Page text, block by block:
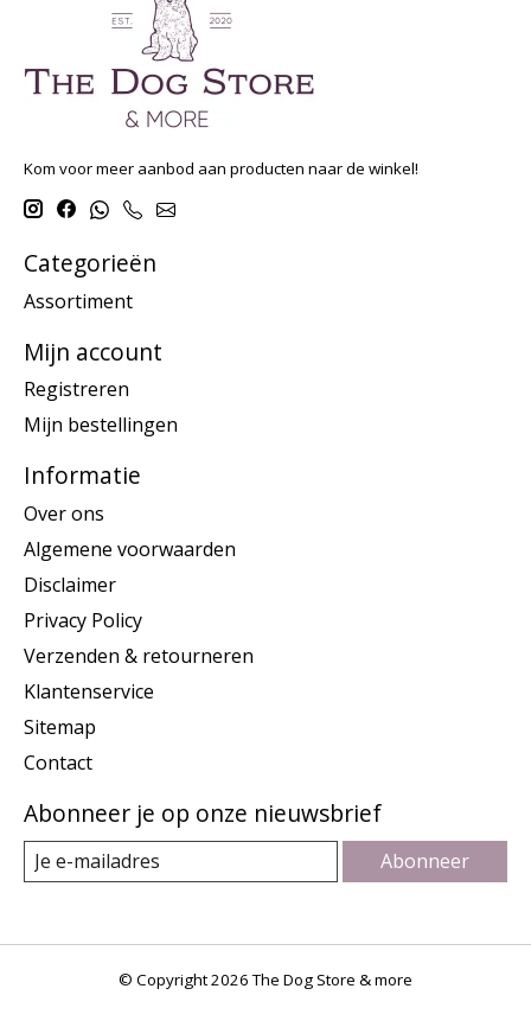
Kom voor meer aanbod aan producten naar de winkel!
Categorieën
Assortiment
Mijn account
Registreren
Mijn bestellingen
Informatie
Over ons
Algemene voorwaarden
Disclaimer
Privacy Policy
Verzenden & retourneren
Klantenservice
Sitemap
Contact
Abonneer je op onze nieuwsbrief
Abonneer
© Copyright 2026 The Dog Store & more